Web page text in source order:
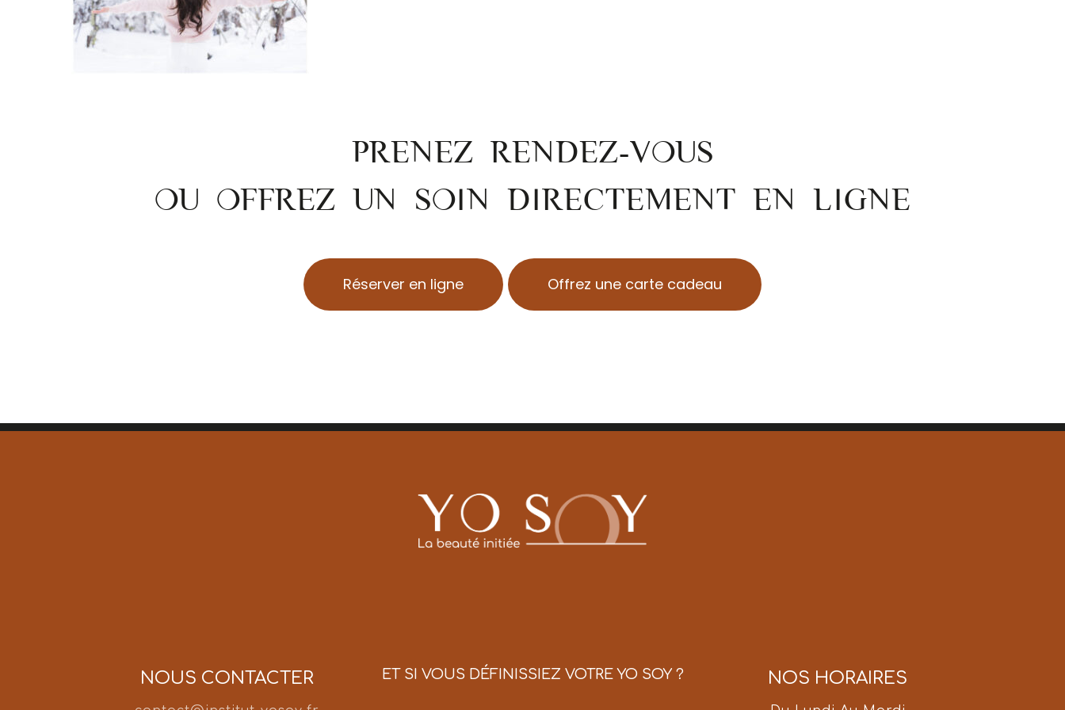
PRENEZ RENDEZ-VOUS
OU OFFREZ UN SOIN DIRECTEMENT EN LIGNE
Réserver en ligne Offrez une carte cadeau
NOUS CONTACTER ET SI VOUS DÉFINISSIEZ VOTRE YO SOY ? NOS HORAIRES